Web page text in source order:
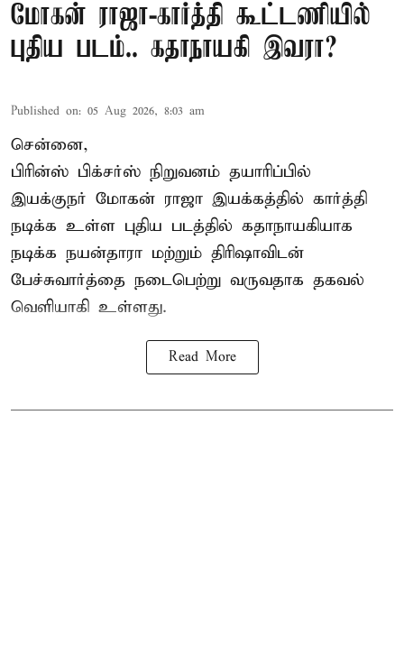
மோகன் ராஜா-கார்த்தி கூட்டணியில்
புதிய படம்.. கதாநாயகி இவரா?
Published on: 05 Aug 2026, 8:03 am
சென்னை,
பிரின்ஸ் பிக்சர்ஸ் நிறுவனம் தயாரிப்பில்
இயக்குநர் மோகன் ராஜா இயக்கத்தில் கார்த்தி
நடிக்க உள்ள புதிய படத்தில் கதாநாயகியாக
நடிக்க நயன்தாரா மற்றும் திரிஷாவிடன்
பேச்சுவார்த்தை நடைபெற்று வருவதாக தகவல்
வெளியாகி உள்ளது.
Read More